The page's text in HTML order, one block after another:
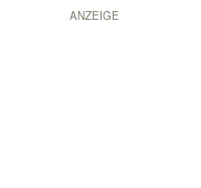
ANZEIGE